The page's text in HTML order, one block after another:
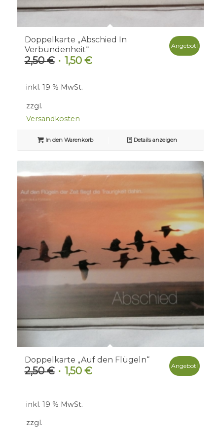
Doppelkarte „Abschied In
Verbundenheit“
2,50€ Ursprünglicher
war:
1,50 €Aktueller
Angebot!
inkl. 19 % MwSt.
zzgl.
Versandkosten
In den Warenkorb Details anzeigen
Doppelkarte „Auf den Flügeln“
2,50€ Ursprünglicher
2,50 €
1,50 €Aktueller
Angebot!
inkl. 19 % MwSt.
zzgl.